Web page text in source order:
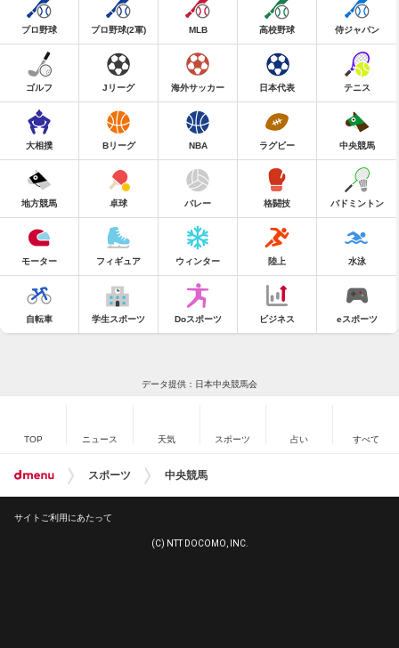
プロ野球 プロ野球(2軍) MLB 高校野球 侍ジャパン
ゴルフ Jリーグ 海外サッカー 日本代表 テニス
大相撲 Bリーグ NBA ラグビー 中央競馬
地方競馬 卓球 バレー 格闘技 バドミントン
モーター フィギュア ウィンター 陸上 水泳
自転車 学生スポーツ Doスポーツ ビジネス eスポーツ
データ提供：日本中央競馬会
TOP ニュース 天気 スポーツ 占い すべて
スポーツ 中央競馬
サイトご利用にあたって
(C) NTT DOCOMO, INC.